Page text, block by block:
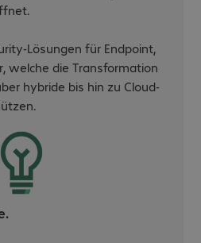
Lösungen für Endpoint,
welche die Transformation
hybride bis hin zu Cloud-